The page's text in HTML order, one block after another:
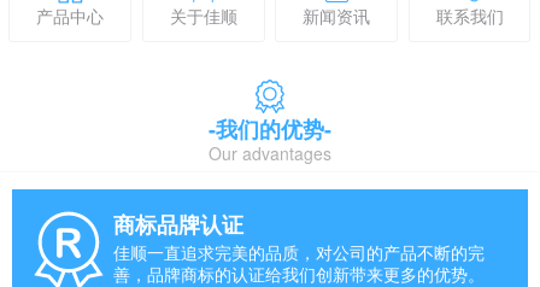
产品中心 关于佳顺 新闻资讯 联系我们
-我们的优势-
Our advantages
商标品牌认证
佳顺一直追求完美的品质，对公司的产品不断的完
善，品牌商标的认证给我们创新带来更多的优势。